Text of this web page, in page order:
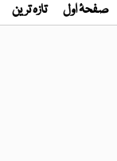
صفحۂ اول تازہ ترین